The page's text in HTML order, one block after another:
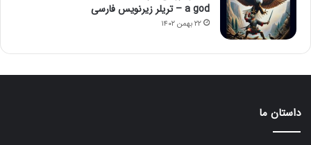
a god – تریلر زیرنویس فارسی
۲۲ بهمن ۱۴۰۲
داستان ما